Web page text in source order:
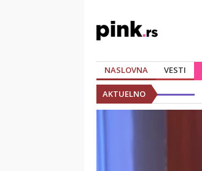
NASLOVNA VESTI
AKTUELNO